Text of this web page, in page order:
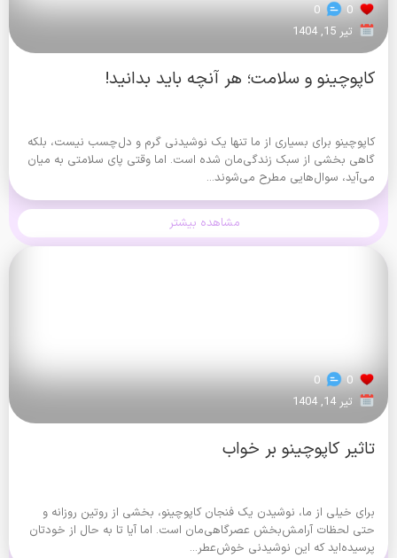
0
0
تیر 15, 1404
کاپوچینو و سلامت؛ هر آنچه باید بدانید!
کاپوچینو برای بسیاری از ما تنها یک نوشیدنی گرم و دل‌چسب نیست، بلکه
گاهی بخشی از سبک زندگی‌مان شده است. اما وقتی پای سلامتی به میان
می‌آید، سوال‌هایی مطرح می‌شوند...
مشاهده بیشتر
0
0
تیر 14, 1404
تاثیر کاپوچینو بر خواب
برای خیلی از ما، نوشیدن یک فنجان کاپوچینو، بخشی از روتین روزانه و
حتی لحظات آرامش‌بخش عصرگاهی‌مان است. اما آیا تا به حال از خودتان
پرسیده‌اید که این نوشیدنی خوش‌عطر...